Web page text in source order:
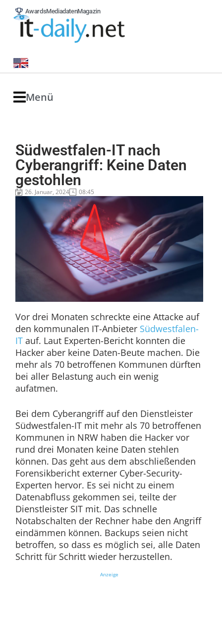
AwardsMediadatenMagazin
Menü
Südwestfalen-IT nach
Cyberangriff: Keine Daten
gestohlen
26. Januar, 2024 08:45
Vor drei Monaten schreckte eine Attacke auf
den kommunalen IT-Anbieter Südwestfalen-
ITauf. Laut Experten-Bericht konnten die
Hacker aber keine Daten-Beute machen. Die
mehr als 70 betroffenen Kommunen dürften
bei aller Belastung auch ein wenig
aufatmen.
Bei dem Cyberangriff auf den Dienstleister
Südwestfalen-IT mit mehr als 70 betroffenen
Kommunen in NRW haben die Hacker vor
rund drei Monaten keine Daten stehlen
können. Das geht aus dem abschließenden
Forensikbericht externer Cyber-Security-
Experten hervor. Es sei nicht zu einem
Datenabfluss gekommen sei, teilte der
Dienstleister SIT mit. Das schnelle
Notabschalten der Rechner habe den Angriff
eindämmen können. Backups seien nicht
betroffen, so dass es möglich sei, alle Daten
Schritt für Schritt wieder herzustellen.
Anzeige